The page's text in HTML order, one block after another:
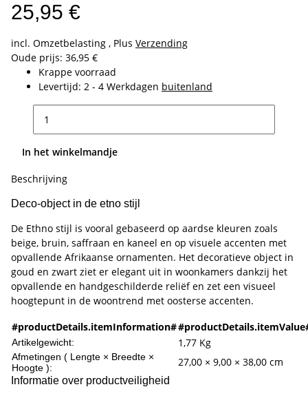
25,95 €
incl. Omzetbelasting , Plus Verzending
Oude prijs: 36,95 €
Krappe voorraad
Levertijd: 2 - 4 Werkdagen buitenland
In het winkelmandje
Beschrijving
Deco-object in de etno stijl
De Ethno stijl is vooral gebaseerd op aardse kleuren zoals
beige, bruin, saffraan en kaneel en op visuele accenten met
opvallende Afrikaanse ornamenten. Het decoratieve object in
goud en zwart ziet er elegant uit in woonkamers dankzij het
opvallende en handgeschilderde reliëf en zet een visueel
hoogtepunt in de woontrend met oosterse accenten.
#productDetails.itemInformation#
Artikelgewicht: 1,77 Kg
Afmetingen ( Lengte × Breedte ×
Hoogte ):
27,00 × 9,00 × 38,00 cm
Informatie over productveiligheid